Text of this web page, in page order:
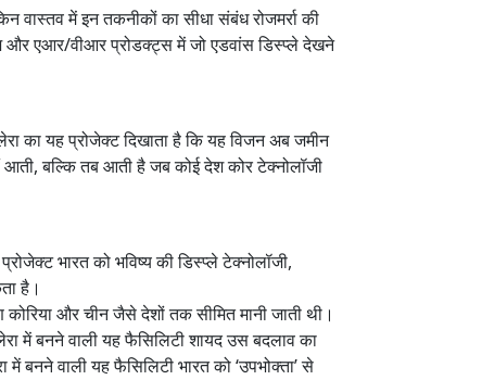
में इन तकनीकों का सीधा संबंध रोजमर्रा की
और एआर/वीआर प्रोडक्ट्स में जो एडवांस डिस्प्ले देखने
का यह प्रोजेक्ट दिखाता है कि यह विजन अब जमीन
बल्कि तब आती है जब कोई देश कोर टेक्नोलॉजी
भारत को भविष्य की डिस्प्ले टेक्नोलॉजी,
है।
और चीन जैसे देशों तक सीमित मानी जाती थी।
में बनने वाली यह फैसिलिटी शायद उस बदलाव का
वाली यह फैसिलिटी भारत को ‘उपभोक्ता’ से